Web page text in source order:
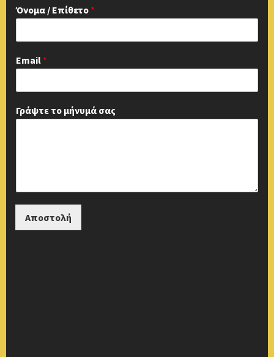
Όνομα / Επίθετο *
Email *
Γράψτε το μήνυμά σας
Αποστολή